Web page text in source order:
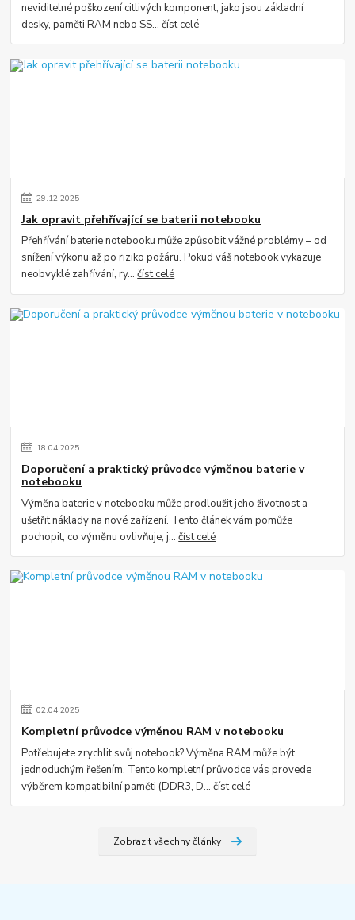
neviditelné poškození citlivých komponent, jako jsou základní
desky, paměti RAM nebo SS...číst celé
29.12.2025
Jak opravit přehřívající se baterii notebooku
Přehřívání baterie notebooku může způsobit vážné problémy – od
snížení výkonu až po riziko požáru. Pokud váš notebook vykazuje
neobvyklé zahřívání, ry...číst celé
18.04.2025
Doporučení a praktický průvodce výměnou baterie v
notebooku
Výměna baterie v notebooku může prodloužit jeho životnost a
ušetřit náklady na nové zařízení. Tento článek vám pomůže
pochopit, co výměnu ovlivňuje, j...číst celé
02.04.2025
Kompletní průvodce výměnou RAM v notebooku
Potřebujete zrychlit svůj notebook? Výměna RAM může být
jednoduchým řešením. Tento kompletní průvodce vás provede
výběrem kompatibilní paměti (DDR3, D...číst celé
Zobrazit všechny články